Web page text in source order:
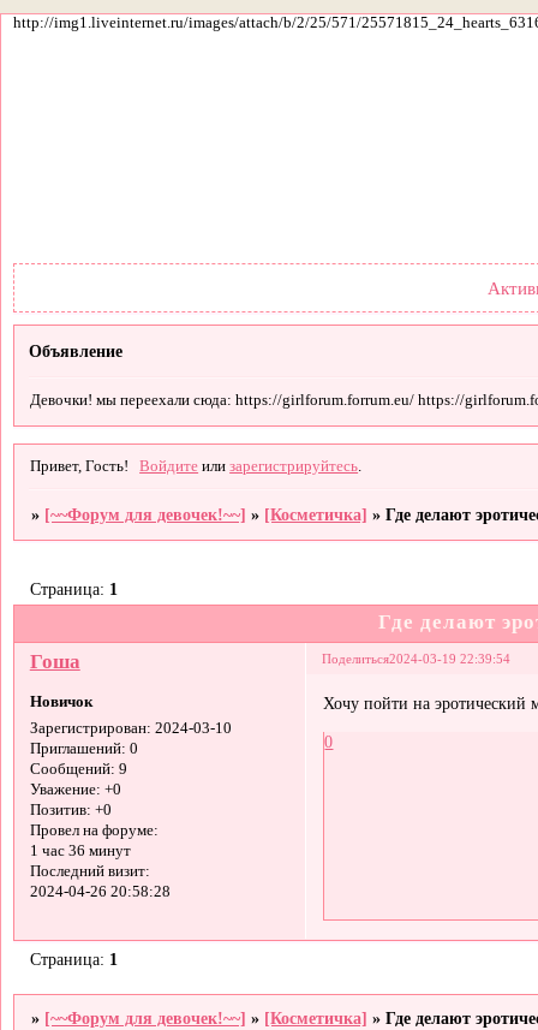
http://img1.liveinternet.ru/images/attach/b/2/25/571/
Объявление
Девочки! мы переехали сюда: https://girlforum.forrum.eu/ https://
Привет, Гость! Войдите илизарегистрируйтесь
» [~~Форум для девочек!~~] » [Косметичка] »Где делают
Где делают
Страница: 1
Поделиться2024-03-19 22:39:54
Гоша
Новичок
Зарегистрирован: 2024-03-10
Приглашений: 0
Сообщений: 9
Уважение: +0
Позитив: +0
Провел на форуме:
1 час 36 минут
Последний визит:
2024-04-26 20:58:28
Хочу пойти на эротический
0
Страница: 1
» [~~Форум для девочек!~~] » [Косметичка] »Где делают